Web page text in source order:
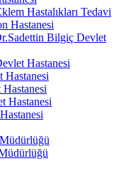
Hastalıkları Tedavi
Hastanesi
Bilgiç Devlet
Hastanesi
Hastanesi
Hastanesi